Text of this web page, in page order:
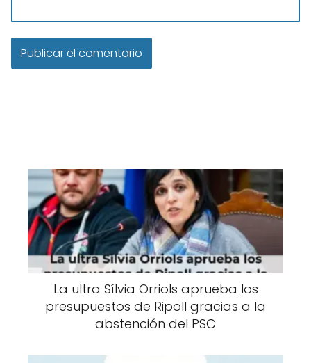
La ultra Sílvia Orriols aprueba los
presupuestos de Ripoll gracias a la
abstención del PSC